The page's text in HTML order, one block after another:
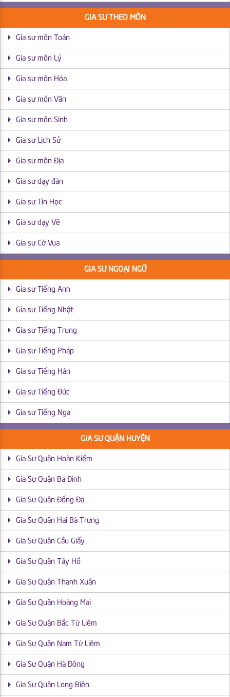
GIA SƯ THEO MÔN
Gia sư môn Toán
Gia sư môn Lý
Gia sư môn Hóa
Gia sư môn Văn
Gia sư môn Sinh
Gia sư Lịch Sử
Gia sư môn Địa
Gia sư dạy đàn
Gia sư Tin Học
Gia sư dạy Vẽ
Gia sư Cờ Vua
GIA SƯ NGOẠI NGỮ
Gia sư Tiếng Anh
Gia sư Tiếng Nhật
Gia sư Tiếng Trung
Gia sư Tiếng Pháp
Gia sư Tiếng Hàn
Gia sư Tiếng Đức
Gia sư Tiếng Nga
GIA SƯ QUẬN HUYỆN
Gia Sư Quận Hoàn Kiếm
Gia Sư Quận Ba Đình
Gia Sư Quận Đống Đa
Gia Sư Quận Hai Bà Trưng
Gia Sư Quận Cầu Giấy
Gia Sư Quận Tây Hồ
Gia Sư Quận Thanh Xuân
Gia Sư Quận Hoàng Mai
Gia Sư Quận Bắc Từ Liêm
Gia Sư Quận Nam Từ Liêm
Gia Sư Quận Hà Đông
Gia Sư Quận Long Biên